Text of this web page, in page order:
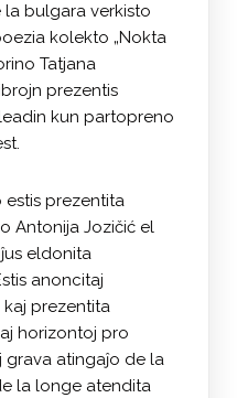
la bulgara verkisto
kolekto „Nokta
Tatjana
prezentis
kun partopreno
estis prezentita
Antonija Jozičić el
eldonita
anoncitaj
kaj prezentita
horizontoj pro
grava atingaĵo de la
la longe atendita